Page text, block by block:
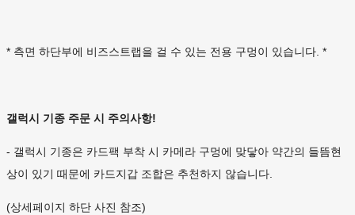
* 측면 하단부에 비즈스트랩을 걸 수 있는 전용 구멍이 있습니다. *
갤럭시 기종 주문 시 주의사항!
- 갤럭시 기종은 카드팩 부착 시 카메라 구멍에 맞닿아 약간의 들뜸현
상이 있기 때문에 카드지갑 조합은 추천하지 않습니다.
(상세페이지 하단 사진 참조)